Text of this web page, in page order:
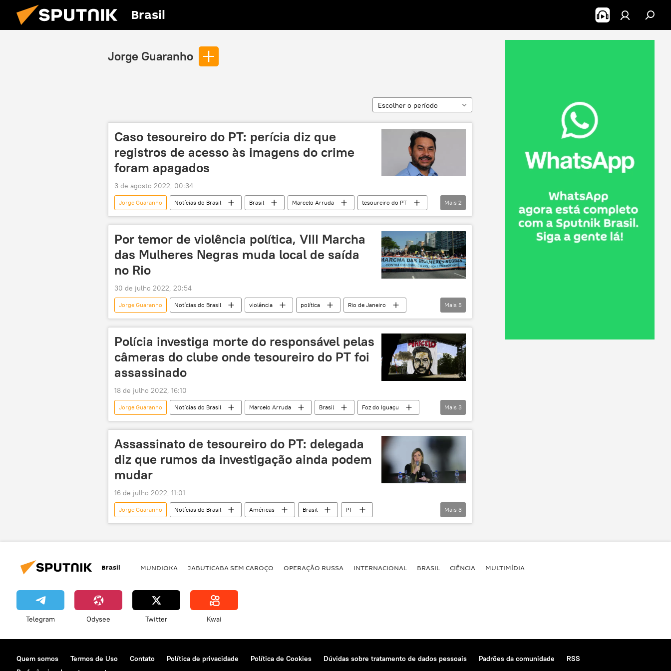
Brasil
Jorge Guaranho
Escolher o período
Caso tesoureiro do PT: perícia diz que
registros de acesso às imagens do crime
foram apagados
3 de agosto 2022, 00:34
Jorge Guaranho Notícias do Brasil Brasil Marcelo Arruda
tesoureiro do PT
Foz do Iguaçu
polícia civil
Mais 2
Por temor de violência política, VIII Marcha
das Mulheres Negras muda local de saída
no Rio
30 de julho 2022, 20:54
Jorge Guaranho Notícias do Brasil violência política
Rio de Janeiro
Brasil
Marcha das Mulheres Negras Marcelo Arruda TSE eleições
Mais 5
Polícia investiga morte do responsável pelas
câmeras do clube onde tesoureiro do PT foi
assassinado
18 de julho 2022, 16:10
Jorge Guaranho Notícias do Brasil Marcelo Arruda Brasil
Foz do Iguaçu
tesoureiro do PT
festa clube
Mais 3
Assassinato de tesoureiro do PT: delegada
diz que rumos da investigação ainda podem
mudar
16 de julho 2022, 11:01
Jorge Guaranho Notícias do Brasil Américas Brasil
PT
Marcelo Arruda
crime político investigação
Mais 3
Brasil MUNDIOKA JABUTICABA SEM CAROÇO OPERAÇÃO RUSSA INTERNACIONAL BRASIL CIÊNCIA MULTIMÍDIA
Telegram Odysee Twitter Kwai
Quem somos Termos de Uso Contato Política de privacidade Política de Cookies Dúvidas sobre tratamento de dados pessoais Padrões da comunidade
RSS